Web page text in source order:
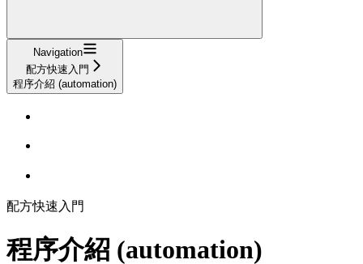
Navigation
配方快速入門
程序介紹 (automation)
配方快速入門
程序介紹 (automation)